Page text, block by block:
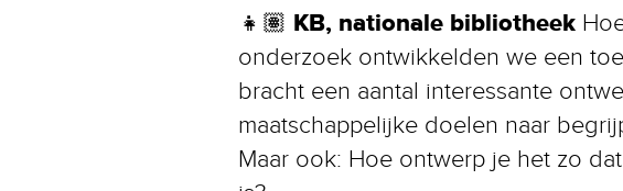
👧🏽 KB, nationale bibliotheek
onderzoek ontwikkelden we een
bracht een aantal interessante
maatschappelijke doelen naar
Maar ook: Hoe ontwerp je het zo